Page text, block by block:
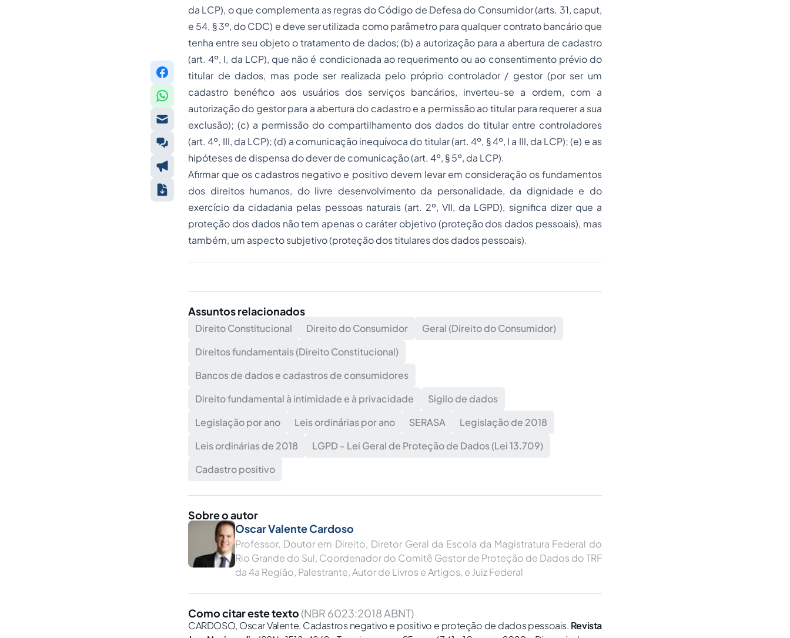
da LCP), o que complementa as regras do Código de Defesa do Consumidor (arts. 31, caput,
e 54, § 3º, do CDC) e deve ser utilizada como parâmetro para qualquer contrato bancário que
tenha entre seu objeto o tratamento de dados; (b) a autorização para a abertura de cadastro
(art. 4º, I, da LCP), que não é condicionada ao requerimento ou ao consentimento prévio do
titular de dados, mas pode ser realizada pelo próprio controlador / gestor (por ser um
cadastro benéfico aos usuários dos serviços bancários, inverteu-se a ordem, com a
autorização do gestor para a abertura do cadastro e a permissão ao titular para requerer a sua
exclusão); (c) a permissão do compartilhamento dos dados do titular entre controladores
(art. 4º, III, da LCP); (d) a comunicação inequívoca do titular (art. 4º, § 4º, I a III, da LCP); (e) e as
hipóteses de dispensa do dever de comunicação (art. 4º, § 5º, da LCP).
Afirmar que os cadastros negativo e positivo devem levar em consideração os fundamentos
dos direitos humanos, do livre desenvolvimento da personalidade, da dignidade e do
exercício da cidadania pelas pessoas naturais (art. 2º, VII, da LGPD), significa dizer que a
proteção dos dados não tem apenas o caráter objetivo (proteção dos dados pessoais), mas
também, um aspecto subjetivo (proteção dos titulares dos dados pessoais).
Assuntos relacionados
Direito Constitucional Direito do Consumidor
Geral (Direito do Consumidor)
Direitos fundamentais (Direito Constitucional)
Bancos de dados e cadastros de consumidores
Direito fundamental à intimidade e à privacidade
Sigilo de dados
Legislação por ano
Leis ordinárias por ano SERASA
Legislação de 2018
Leis ordinárias de 2018
LGPD - Lei Geral de Proteção de Dados (Lei 13.709)
Cadastro positivo
Sobre o autor
Oscar Valente Cardoso
Professor, Doutor em Direito, Diretor Geral da Escola da Magistratura Federal do
Rio Grande do Sul, Coordenador do Comitê Gestor de Proteção de Dados do TRF
da 4a Região, Palestrante, Autor de Livros e Artigos, e Juiz Federal
Como citar este texto (NBR 6023:2018 ABNT)
CARDOSO, Oscar Valente. Cadastros negativo e positivo e proteção de dados pessoais. Revista